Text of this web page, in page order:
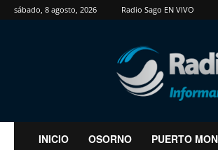
sábado, 8 agosto, 2026 Radio Sago EN VIVO
RadioSago
INICIO OSORNO PUERTO